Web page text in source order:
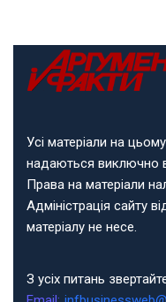
Усі матеріали на
надаються виключно
Права на матеріали
Адміністрація сайту
матеріалу не несе.
З усіх питань